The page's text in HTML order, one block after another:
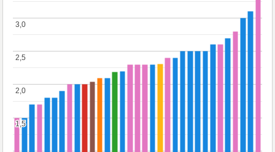
1,5
1,5
2,0
2,0
2,5
2,5
3,0
3,0